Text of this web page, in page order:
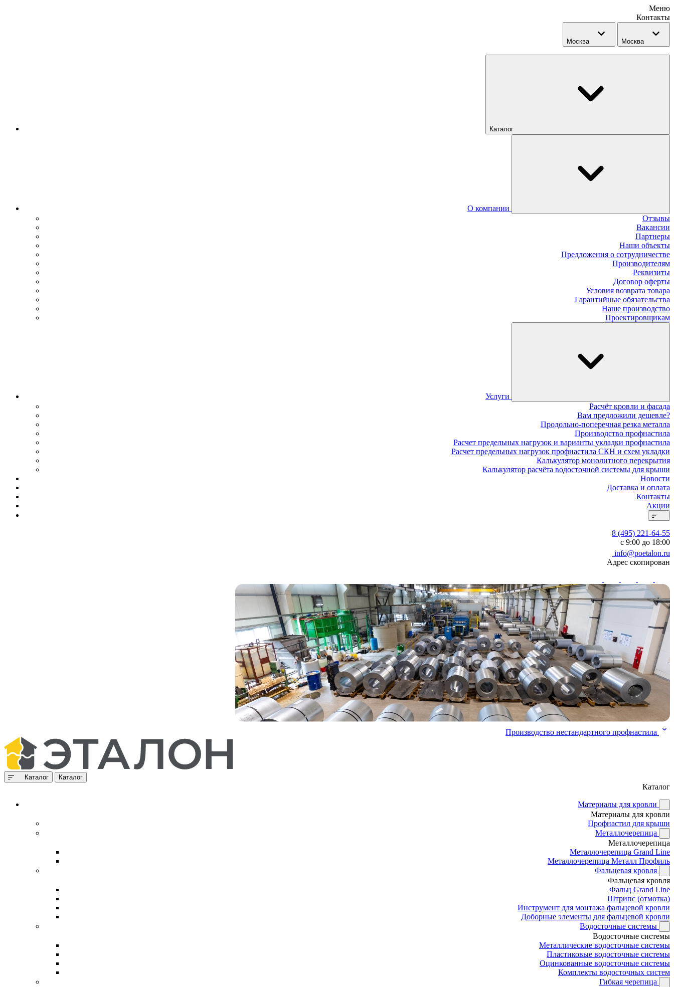
Меню
Контакты
Москва Москва
Каталог
О компании
Отзывы
Вакансии
Партнеры
Наши объекты
Предложения о сотрудничестве
Производителям
Реквизиты
Договор оферты
Условия возврата товара
Гарантийные обязательства
Наше производство
Проектировщикам
Услуги
Расчёт кровли и фасада
Вам предложили дешевле?
Продольно-поперечная резка металла
Производство профнастила
Расчет предельных нагрузок и варианты укладки профнастила
Расчет предельных нагрузок профнастила СКН и схем укладки
Калькулятор монолитного перекрытия
Калькулятор расчёта водосточной системы для крыши
Новости
Доставка и оплата
Контакты
Акции
8 (495) 221-64-55
с 9:00 до 18:00
info@poetalon.ru
Адрес скопирован
Производство нестандартного профнастила
Каталог Каталог
Каталог
Материалы для кровли
Материалы для кровли
Профнастил для крыши
Металлочерепица
Металлочерепица
Металлочерепица Grand Line
Металлочерепица Металл Профиль
Фальцевая кровля
Фальцевая кровля
Фальц Grand Line
Штрипс (отмотка)
Инструмент для монтажа фальцевой кровли
Доборные элементы для фальцевой кровли
Водосточные системы
Водосточные системы
Металлические водосточные системы
Пластиковые водосточные системы
Оцинкованные водосточные системы
Комплекты водосточных систем
Гибкая черепица